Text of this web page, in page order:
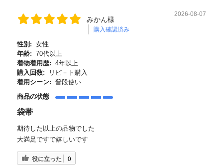
みかん様
購入確認済み
2026-08-07
性別: 女性
年齢: 70代以上
着物着用歴: 4年以上
購入回数:
リピ－ト購入
着用シーン: 普段使い
商品の状態
袋帯
期待した以上の品物でした
大満足ですで嬉しいです
役に立った 0